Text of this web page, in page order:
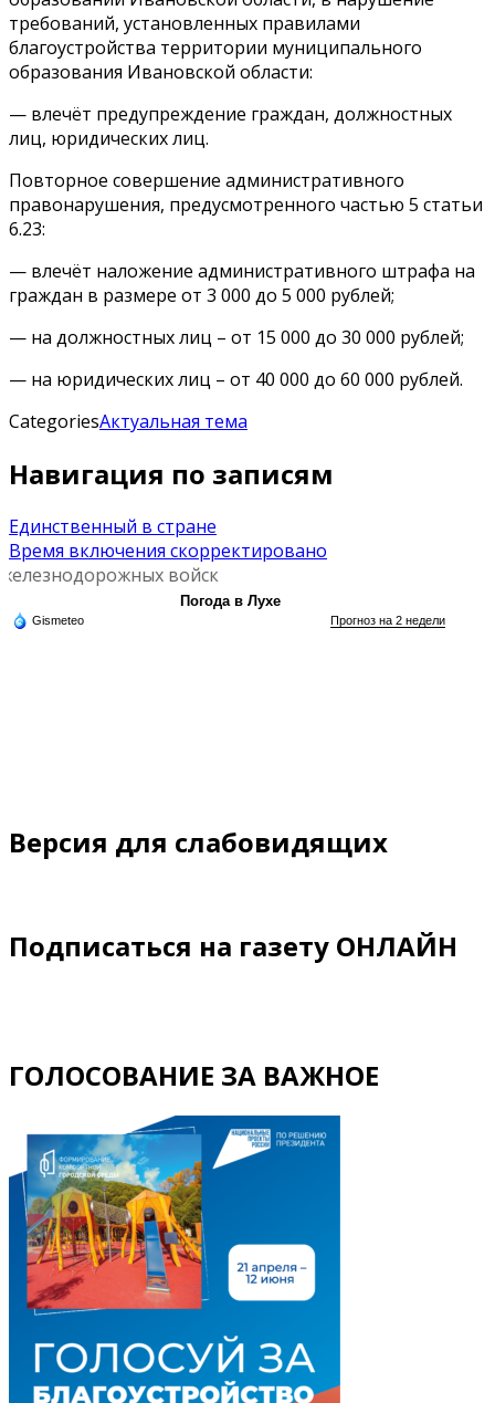
требований, установленных правилами
благоустройства территории муниципального
образования Ивановской области:
— влечёт предупреждение граждан, должностных
лиц, юридических лиц.
Повторное совершение административного
правонарушения, предусмотренного частью 5 статьи
6.23:
— влечёт наложение административного штрафа на
граждан в размере от 3 000 до 5 000 рублей;
— на должностных лиц – от 15 000 до 30 000 рублей;
— на юридических лиц – от 40 000 до 60 000 рублей.
CategoriesАктуальная тема
Навигация по записям
Единственный в стране
Время включения скорректировано
войск
Погода в Лухе
Gismeteo Прогноз на 2 недели
Версия для слабовидящих
Подписаться на газету ОНЛАЙН
ГОЛОСОВАНИЕ ЗА ВАЖНОЕ